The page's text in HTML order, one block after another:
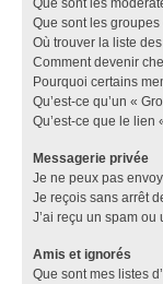
Que sont les
Que sont les groupes
Où trouver la liste
Comment devenir
Pourquoi certains
Qu’est-ce qu’un «
Qu’est-ce que le lien
Messagerie privée
Je ne peux pas
Je reçois sans arrêt
J’ai reçu un spam ou
Amis et ignorés
Que sont mes listes